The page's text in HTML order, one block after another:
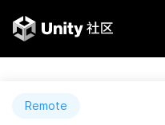
Remote